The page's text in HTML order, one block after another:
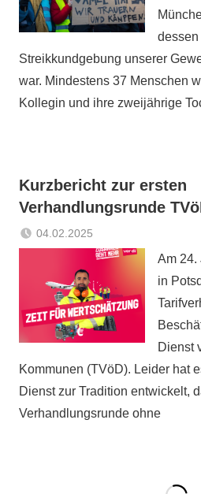
Streikkundgebung unserer
war. Mindestens 37 Menschen
Kollegin und ihre zweijährige
Kurzbericht zur ersten
Verhandlungsrunde
04.02.2025
Sabrina
Aktuelles
Am 24.
in
Dienst
Kommunen (TVöD). Leider hat
Dienst zur Tradition entwickelt,
Verhandlungsrunde ohne